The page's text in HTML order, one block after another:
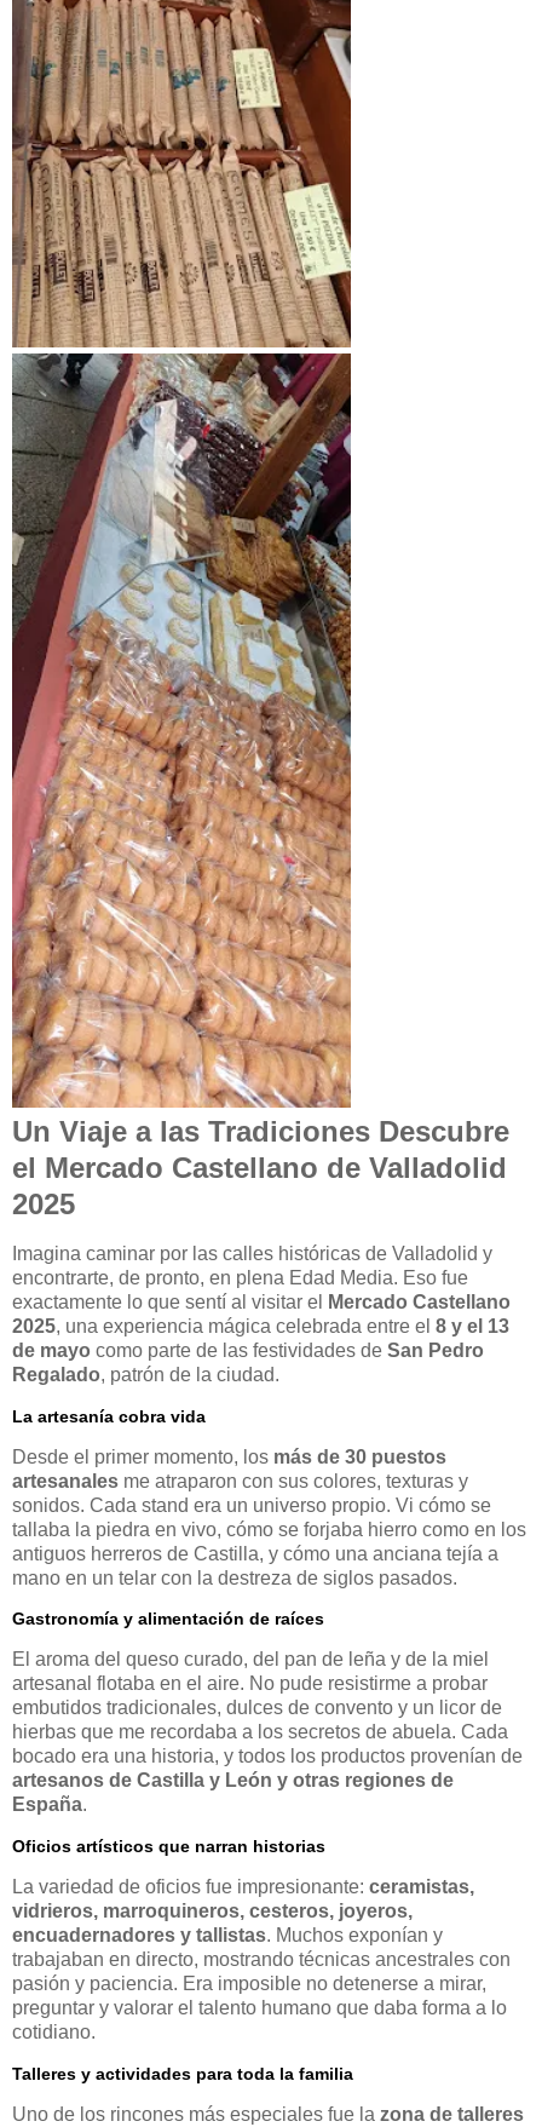
Un Viaje a las Tradiciones Descubre
el Mercado Castellano de Valladolid
2025
Imagina caminar por las calles históricas de Valladolid y
encontrarte, de pronto, en plena Edad Media. Eso fue
exactamente lo que sentí al visitar el
Mercado Castellano
2025, una experiencia mágica celebrada entre el 8 y el 13
de mayo como parte de las festividades de San Pedro
Regalado, patrón de la ciudad.
La artesanía cobra vida
Desde el primer momento, los más de 30 puestos
artesanales me atraparon con sus colores, texturas y
sonidos. Cada stand era un universo propio. Vi cómo se
tallaba la piedra en vivo, cómo se forjaba hierro como en los
antiguos herreros de Castilla, y cómo una anciana tejía a
mano en un telar con la destreza de siglos pasados.
Gastronomía y alimentación de raíces
El aroma del queso curado, del pan de leña y de la miel
artesanal flotaba en el aire. No pude resistirme a probar
embutidos tradicionales, dulces de convento y un licor de
hierbas que me recordaba a los secretos de abuela. Cada
bocado era una historia, y todos los productos provenían de
artesanos de Castilla y León y otras regiones de
España.
Oficios artísticos que narran historias
La variedad de oficios fue impresionante: ceramistas,
vidrieros, marroquineros, cesteros, joyeros,
encuadernadores y tallistas. Muchos exponían y
trabajaban en directo, mostrando técnicas ancestrales con
pasión y paciencia. Era imposible no detenerse a mirar,
preguntar y valorar el talento humano que daba forma a lo
cotidiano.
Talleres y actividades para toda la familia
Uno de los rincones más especiales fue la zona de talleres